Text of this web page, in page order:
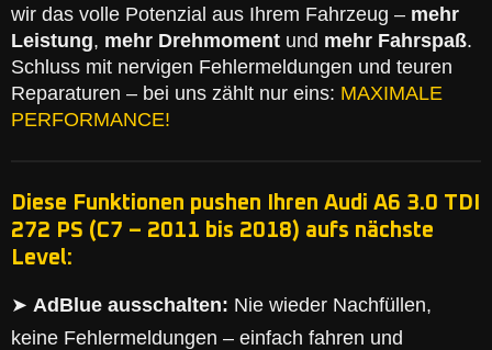
wir das volle Potenzial aus Ihrem Fahrzeug – mehr
Leistung, mehr Drehmoment und mehr Fahrspaß.
Schluss mit nervigen Fehlermeldungen und teuren
Reparaturen – bei uns zählt nur eins: MAXIMALE
PERFORMANCE!
Diese Funktionen pushen Ihren Audi A6 3.0 TDI
272 PS (C7 – 2011 bis 2018) aufs nächste
Level:
➤ AdBlue ausschalten: Nie wieder Nachfüllen,
keine Fehlermeldungen – einfach fahren und